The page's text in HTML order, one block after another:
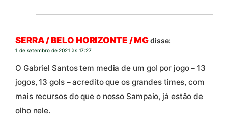
SERRA / BELO HORIZONTE / MGdisse:
1 de setembro de 2021 às 17:27
O Gabriel Santos tem media de um gol por jogo – 13
jogos, 13 gols – acredito que os grandes times, com
mais recursos do que o nosso Sampaio, já estão de
olho nele.